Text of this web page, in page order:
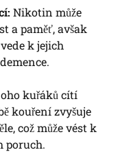
Nikotin může
a paměť, avšak
k jejich
kuřáků cítí
kouření zvyšuje
což může vést k
poruch.